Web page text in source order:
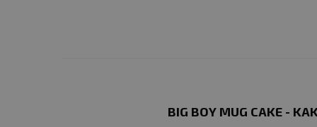
BIG BOY MUG CAKE -